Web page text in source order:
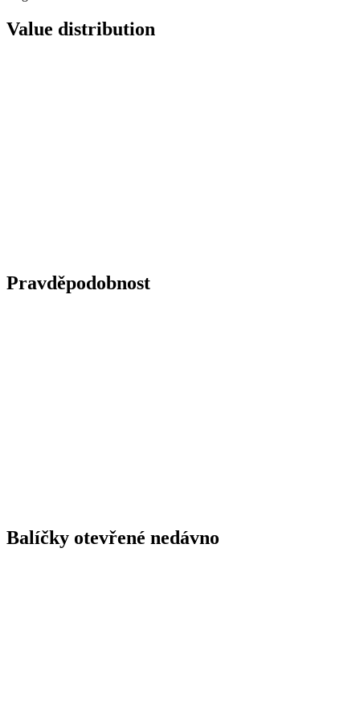
Value distribution
Pravděpodobnost
Balíčky otevřené nedávno